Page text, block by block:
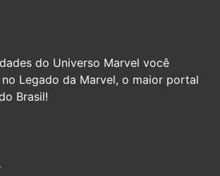
do Universo Marvel você
Legado da Marvel, o maior portal
Brasil!